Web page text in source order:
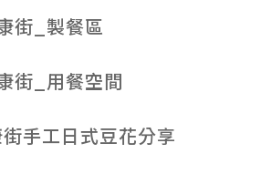
街_製餐區
街_用餐空間
手工日式豆花分享